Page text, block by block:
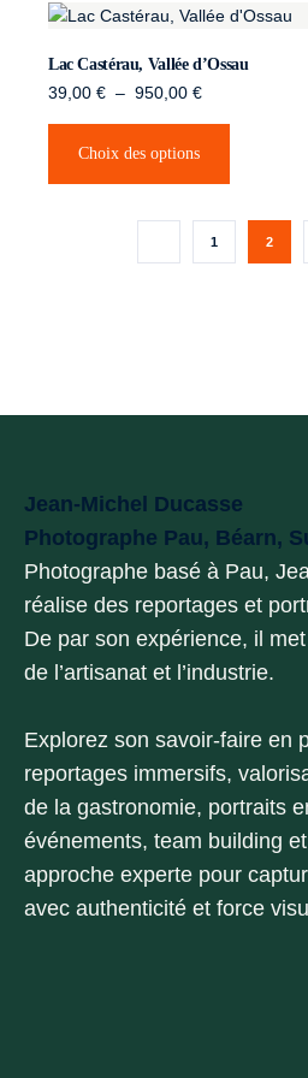
Lac Castérau, Vallée d’Ossau
39,00 € – 950,00 €
Choix des options
1 2
Jean-Michel Ducasse
Photographe Pau, Béarn,
Photographe basé à Pau,
réalise des reportages et
De par son expérience, il
de l’artisanat et l’industrie.
Explorez son savoir-faire en
reportages immersifs,
de la gastronomie, portraits
événements, team building
approche experte pour
avec authenticité et force